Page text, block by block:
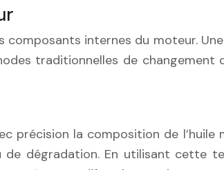
internes du moteur.
traditionnelles de changement
précision la composition de
dégradation. En utilisant cette